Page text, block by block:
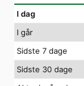
I dag
I går
Sidste 7 dage
Sidste 30 dage